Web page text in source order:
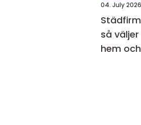
04. July 2026
så
hem